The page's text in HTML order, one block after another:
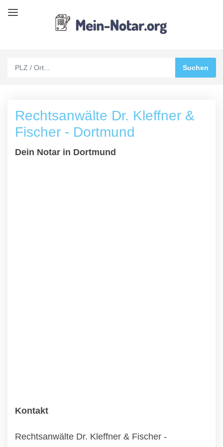
Rechtsanwälte Dr. Kleffner &
Fischer - Dortmund
Dein Notar in Dortmund
Kontakt
Rechtsanwälte Dr. Kleffner & Fischer -